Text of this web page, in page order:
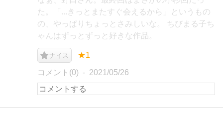
た。「...きっとまたすぐ会えるから」というもの
の、やっぱりちょっとさみしいな。 ちびまる子ち
ゃんはずっとずっと好きな作品。
ナイス ★1
コメント(0) 2021/05/26